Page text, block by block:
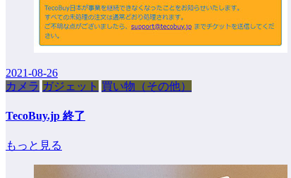
2021-08-26
カメラ ガジェット 買い物（その他）
TecoBuy.jp 終了
もっと見る